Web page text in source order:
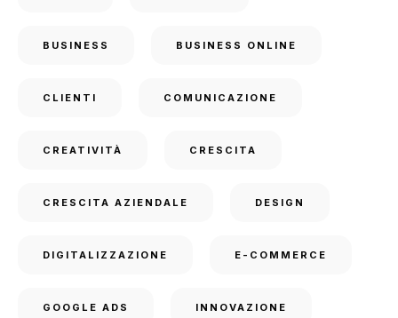
BUSINESS BUSINESS ONLINE
CLIENTI COMUNICAZIONE
CREATIVITÀ CRESCITA
CRESCITA AZIENDALE DESIGN
DIGITALIZZAZIONE E-COMMERCE
GOOGLE ADS INNOVAZIONE